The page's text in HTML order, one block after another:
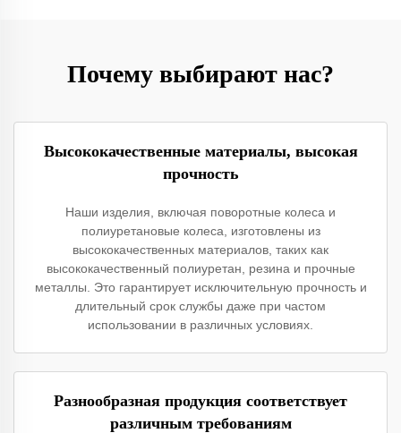
Почему выбирают нас?
Высококачественные материалы, высокая
прочность
Наши изделия, включая поворотные колеса и
полиуретановые колеса, изготовлены из
высококачественных материалов, таких как
высококачественный полиуретан, резина и прочные
металлы. Это гарантирует исключительную прочность и
длительный срок службы даже при частом
использовании в различных условиях.
Разнообразная продукция соответствует
различным требованиям